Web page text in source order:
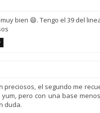
bien 😄. Tengo el 39 del
preciosos, el segundo me
yum, pero con una base
duda.